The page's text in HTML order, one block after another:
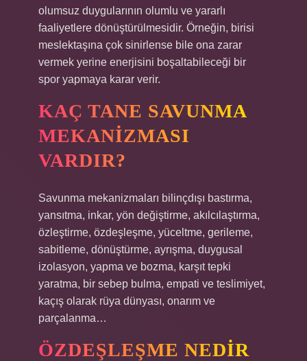
olumsuz duygularının olumlu ve yararlı
faaliyetlere dönüştürülmesidir. Örneğin, birisi
meslektaşına çok sinirlense bile ona zarar
vermek yerine enerjisini boşaltabileceği bir
spor yapmaya karar verir.
KAÇ TANE SAVUNMA
MEKANIZMASI
VARDIR?
Savunma mekanizmaları bilinçdışı bastırma,
yansıtma, inkar, yön değiştirme, akılcılaştırma,
özleştirme, özdeşleşme, yüceltme, gerileme,
sabitleme, dönüştürme, ayrışma, duygusal
izolasyon, yapma ve bozma, karşıt tepki
yaratma, bir sebep bulma, empati ve teslimiyet,
kaçış olarak rüya dünyası, onarım ve
parçalanma…
ÖZDEŞLEŞME NEDIR